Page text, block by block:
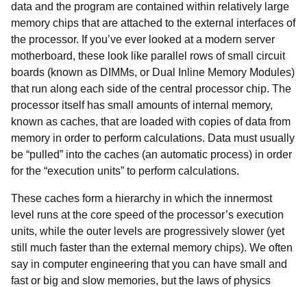
data and the program are contained within relatively large
memory chips that are attached to the external interfaces of
the processor. If you’ve ever looked at a modern server
motherboard, these look like parallel rows of small circuit
boards (known as DIMMs, or Dual Inline Memory Modules)
that run along each side of the central processor chip. The
processor itself has small amounts of internal memory,
known as caches, that are loaded with copies of data from
memory in order to perform calculations. Data must usually
be “pulled” into the caches (an automatic process) in order
for the “execution units” to perform calculations.
These caches form a hierarchy in which the innermost
level runs at the core speed of the processor’s execution
units, while the outer levels are progressively slower (yet
still much faster than the external memory chips). We often
say in computer engineering that you can have small and
fast or big and slow memories, but the laws of physics